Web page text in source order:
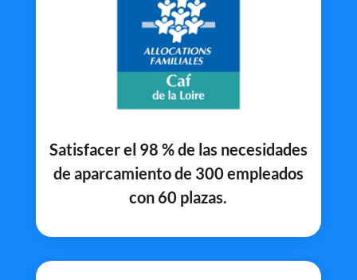
Satisfacer el 98 % de las necesidades
de aparcamiento de 300 empleados
con 60 plazas.